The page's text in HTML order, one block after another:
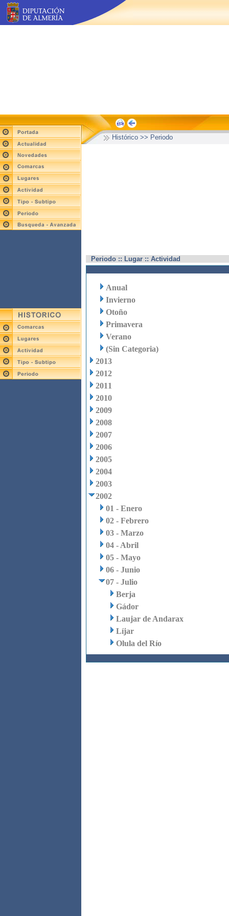
Histórico >> Periodo
Periodo :: Lugar :: Actividad
Anual
Invierno
Otoño
Primavera
Verano
(Sin Categoria)
2013
2012
2011
2010
2009
2008
2007
2006
2005
2004
2003
2002
01 - Enero
02 - Febrero
03 - Marzo
04 - Abril
05 - Mayo
06 - Junio
07 - Julio
Berja
Gádor
Laujar de Andarax
Líjar
Olula del Río